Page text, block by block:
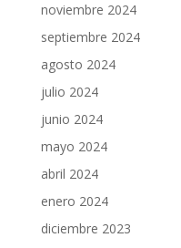
noviembre 2024
septiembre 2024
agosto 2024
julio 2024
junio 2024
mayo 2024
abril 2024
enero 2024
diciembre 2023